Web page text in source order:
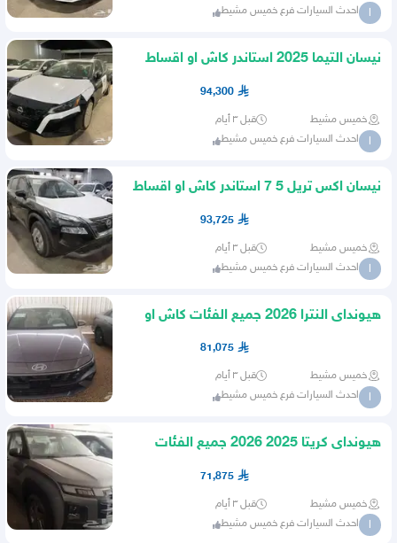
ا احدث السيارات فرع خميس مشيط
نيسان التيما 2025 استاندر كاش او اقساط
94,300
خميس مشيط قبل ٣ أيام
ا احدث السيارات فرع خميس مشيط
نيسان اكس تريل 5 7 استاندر كاش او اقساط
93,725
خميس مشيط قبل ٣ أيام
ا احدث السيارات فرع خميس مشيط
هيونداى النترا 2026 جميع الفئات كاش او
81,075
خميس مشيط قبل ٣ أيام
ا احدث السيارات فرع خميس مشيط
هيونداى كريتا 2025 2026 جميع الفئات
71,875
خميس مشيط قبل ٣ أيام
ا احدث السيارات فرع خميس مشيط